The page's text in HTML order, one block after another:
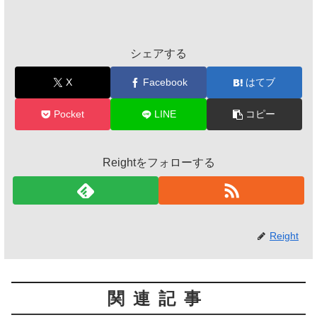
シェアする
X Facebook はてブ
Pocket LINE コピー
Reightをフォローする
Reight
関連記事